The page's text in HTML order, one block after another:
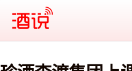
酒说